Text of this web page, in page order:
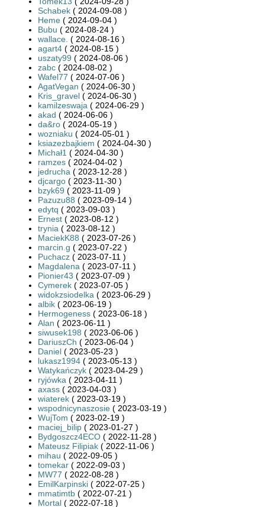
Schabek ( 2024-09-08 )
Heme ( 2024-09-04 )
Bubu ( 2024-08-24 )
wallace. ( 2024-08-16 )
agart4 ( 2024-08-15 )
uszaty99 ( 2024-08-06 )
zabc ( 2024-08-02 )
Wafel77 ( 2024-07-06 )
AgatVegan ( 2024-06-30 )
Kris_gravel ( 2024-06-30 )
kamilzeswaja ( 2024-06-29 )
akad ( 2024-06-06 )
da&ro ( 2024-05-19 )
wozniaku ( 2024-05-01 )
ksiazezbajkiem ( 2024-04-30 )
Michał1 ( 2024-04-30 )
ramzes ( 2024-04-02 )
jedrucha ( 2023-12-28 )
djcargo ( 2023-11-30 )
bzyk69 ( 2023-11-09 )
Pazuzu88 ( 2023-09-14 )
edytq ( 2023-09-03 )
Ernest ( 2023-08-12 )
trynia ( 2023-08-12 )
MaciekK88 ( 2023-07-26 )
marcin.g ( 2023-07-22 )
Puchacz ( 2023-07-11 )
Magdalena ( 2023-07-11 )
Pionier43 ( 2023-07-09 )
Cymerek ( 2023-07-05 )
widokzsiodelka ( 2023-06-29 )
albik ( 2023-06-19 )
Hermogeness ( 2023-06-18 )
Alan ( 2023-06-11 )
siwusek198 ( 2023-06-06 )
DariuszCh ( 2023-06-04 )
Daniel ( 2023-05-23 )
lukasz1994 ( 2023-05-13 )
Watykańczyk ( 2023-04-29 )
ryjówka ( 2023-04-11 )
axass ( 2023-04-03 )
wiaterek ( 2023-03-19 )
wspodnicynaszosie ( 2023-03-19 )
WujTom ( 2023-02-19 )
maciej_bilip ( 2023-01-27 )
Bydgoszcz4ECO ( 2022-11-28 )
Mateusz Filipiak ( 2022-11-06 )
mihau ( 2022-09-05 )
tomekar ( 2022-09-03 )
MW77 ( 2022-08-28 )
EmilKarpinski ( 2022-07-25 )
mmatimtb ( 2022-07-21 )
Mortal ( 2022-07-18 )